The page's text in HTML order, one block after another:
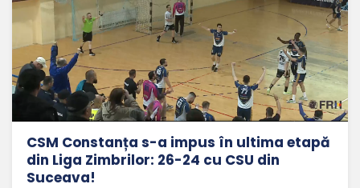
CSM Constanța s-a impus în ultima etapă
din Liga Zimbrilor: 26-24 cu CSU din
Suceava!